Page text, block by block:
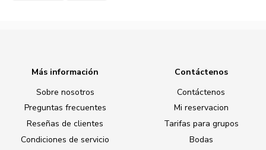
Más información
Sobre nosotros
Preguntas frecuentes
Reseñas de clientes
Condiciones de servicio
Contáctenos
Contáctenos
Mi reservacion
Tarifas para grupos
Bodas